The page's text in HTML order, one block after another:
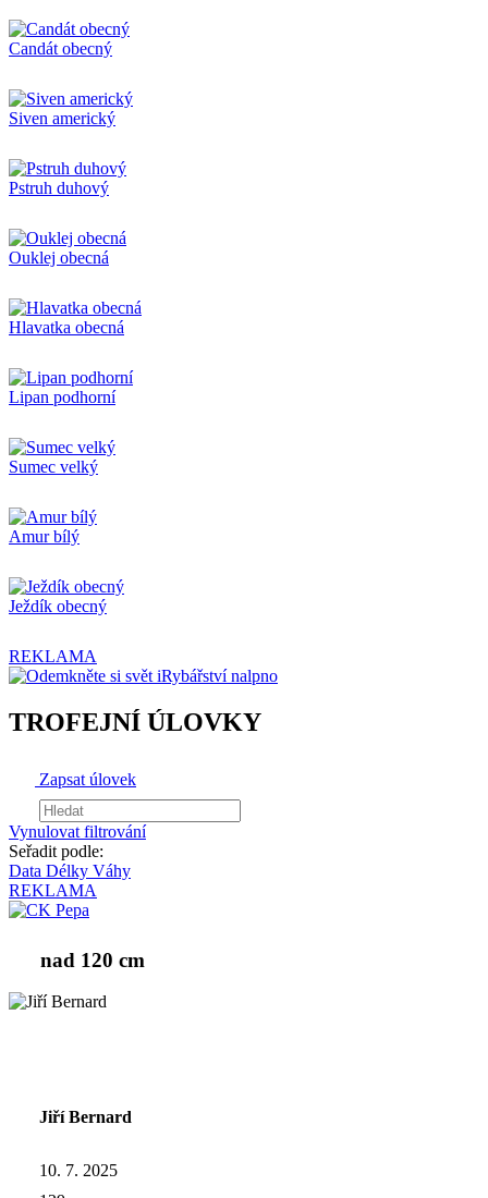
Candát obecný
Siven americký
Pstruh duhový
Ouklej obecná
Hlavatka obecná
Lipan podhorní
Sumec velký
Amur bílý
Ježdík obecný
REKLAMA
TROFEJNÍ ÚLOVKY
Zapsat úlovek
Vynulovat filtrování
Seřadit podle:
Data Délky Váhy
REKLAMA
nad 120 cm
Jiří Bernard
10. 7. 2025